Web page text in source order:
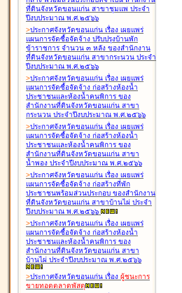
ที่ดินจังหวัดขอนแก่น สาขาชุมแพ ประจำ
ปีงบประมาณ พ.ศ.๒๕๖๖
>ประกาศจังหวัดขอนแก่น เรื่อง เผยแพร่
แผนการจัดซื้อจัดจ้าง ปรับปรุงบ้านพัก
ข้าราชการ จำนวน ๓ หลัง ของสำนักงาน
ที่ดินจังหวัดขอนแก่น สาขากระนวน ประจำ
ปีงบประมาณ พ.ศ.๒๕๖๖
>ประกาศจังหวัดขอนแก่น เรื่อง เผยแพร่
แผนการจัดซื้อจัดจ้าง ก่อสร้างห้องน้ำ
ประชาชนและห้องน้ำคนพิการ ของ
สำนักงานที่ดินจังหวัดขอนแก่น สาขา
กระนวน ประจำปีงบประมาณ พ.ศ.๒๕๖๖
>ประกาศจังหวัดขอนแก่น เรื่อง เผยแพร่
แผนการจัดซื้อจัดจ้าง ก่อสร้างห้องน้ำ
ประชาชนและห้องน้ำคนพิการ ของ
สำนักงานที่ดินจังหวัดขอนแก่น สาขา
น้ำพอง ประจำปีงบประมาณ พ.ศ.๒๕๖๖
>ประกาศจังหวัดขอนแก่น เรื่อง เผยแพร่
แผนการจัดซื้อจัดจ้าง ก่อสร้างที่พัก
ประชาชนพร้อมส่วนประกอบ ของสำนักงาน
ที่ดินจังหวัดขอนแก่น สาขาบ้านไผ่ ประจำ
ปีงบประมาณ พ.ศ.๒๕๖๖
>ประกาศจังหวัดขอนแก่น เรื่อง เผยแพร่
แผนการจัดซื้อจัดจ้าง ก่อสร้างห้องน้ำ
ประชาชนและห้องน้ำคนพิการ ของ
สำนักงานที่ดินจังหวัดขอนแก่น สาขา
บ้านไผ่ ประจำปีงบประมาณ พ.ศ.๒๕๖๖
>ประกาศจังหวัดขอนแก่น เรื่อง ผู้ชนะการ
ขายทอดตลาดพัสดุ